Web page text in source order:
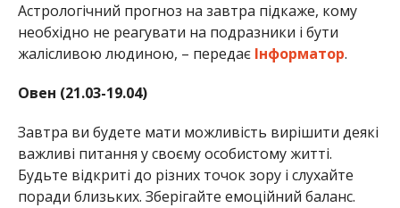
Астрологічний прогноз на завтра підкаже, кому
необхідно не реагувати на подразники і бути
жалісливою людиною, – передає Інформатор.
Овен (21.03-19.04)
Завтра ви будете мати можливість вирішити деякі
важливі питання у своєму особистому житті.
Будьте відкриті до різних точок зору і слухайте
поради близьких. Зберігайте емоційний баланс.